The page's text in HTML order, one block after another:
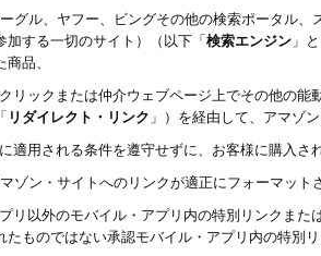
グル、ヤフー、ビングその他の検索ポータル
加する一切のサイト）（以下「検索エンジン 」
品、
リックまたは仲介ウェブページ上でその他の
リダイレクト・リンク 」）を経由して、アマゾ
適用される条件を遵守せずに、お客様に購入さ
ゾン・サイトへのリンクが適正にフォーマッ
リ以外のモバイル・アプリ内の特別リンクま
たものではない承認モバイル・アプリ内の特別